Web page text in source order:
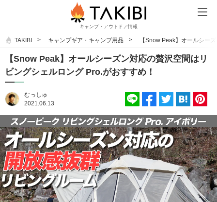
キャンプ・アウトドア情報
TAKIBI キャンプギア・キャンプ用品 【Snow Peak】オールシー
【Snow Peak】オールシーズン対応の贅沢空間はリ
ビングシェルロング Pro.がおすすめ！
むっしゅ
2021.06.13